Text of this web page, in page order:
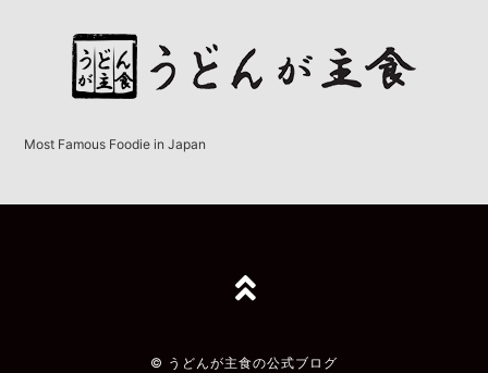
Most Famous Foodie in Japan
TOPへ
© うどんが主食の公式ブログ